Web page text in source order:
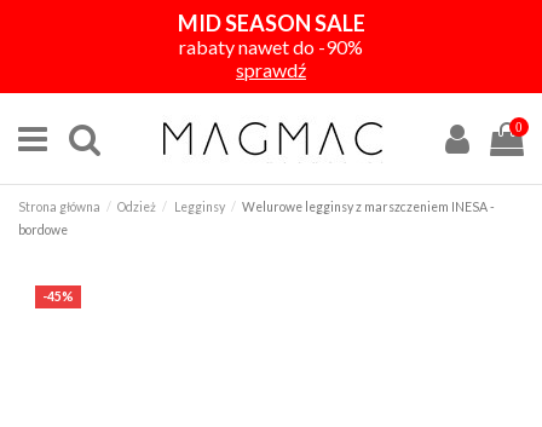
MID SEASON SALE
rabaty nawet do -90%
sprawdź
0
Strona główna Odzież Legginsy
Welurowe legginsy z marszczeniem INESA -
bordowe
-45%